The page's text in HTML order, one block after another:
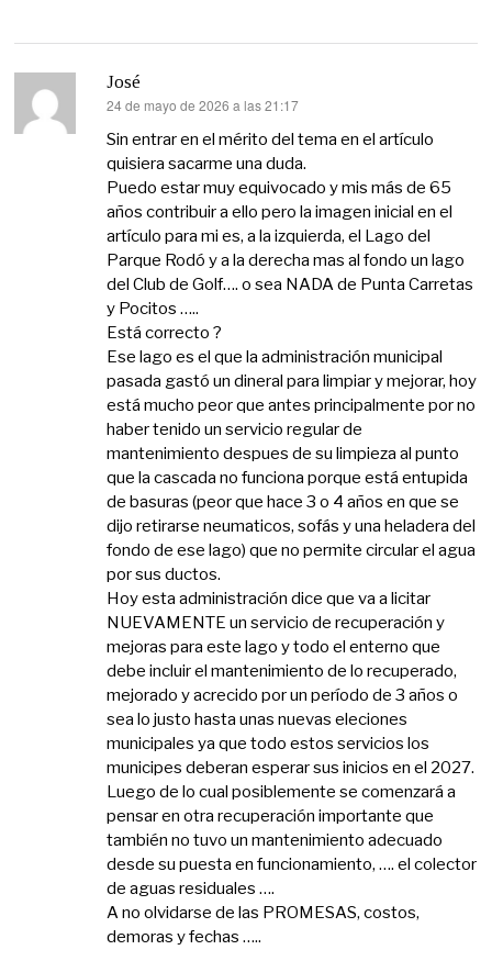
José
dice:
24 de mayo de 2026 a las 21:17
Sin entrar en el mérito del tema en el artículo
quisiera sacarme una duda.
Puedo estar muy equivocado y mis más de 65
años contribuir a ello pero la imagen inicial en el
artículo para mi es, a la izquierda, el Lago del
Parque Rodó y a la derecha mas al fondo un lago
del Club de Golf…. o sea NADA de Punta Carretas
y Pocitos …..
Está correcto ?
Ese lago es el que la administración municipal
pasada gastó un dineral para limpiar y mejorar, hoy
está mucho peor que antes principalmente por no
haber tenido un servicio regular de
mantenimiento despues de su limpieza al punto
que la cascada no funciona porque está entupida
de basuras (peor que hace 3 o 4 años en que se
dijo retirarse neumaticos, sofás y una heladera del
fondo de ese lago) que no permite circular el agua
por sus ductos.
Hoy esta administración dice que va a licitar
NUEVAMENTE un servicio de recuperación y
mejoras para este lago y todo el enterno que
debe incluir el mantenimiento de lo recuperado,
mejorado y acrecido por un período de 3 años o
sea lo justo hasta unas nuevas eleciones
municipales ya que todo estos servicios los
municipes deberan esperar sus inicios en el 2027.
Luego de lo cual posiblemente se comenzará a
pensar en otra recuperación importante que
también no tuvo un mantenimiento adecuado
desde su puesta en funcionamiento, …. el colector
de aguas residuales ….
A no olvidarse de las PROMESAS, costos,
demoras y fechas …..